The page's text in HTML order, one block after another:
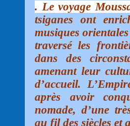
. Le voyage
tsiganes ont
musiques
traversé les
dans des
amenant leur
d’accueil.
après avoir
nomade, d’une
au fil des siècles et